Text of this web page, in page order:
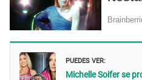
PUEDES VER:
Michelle Soifer se